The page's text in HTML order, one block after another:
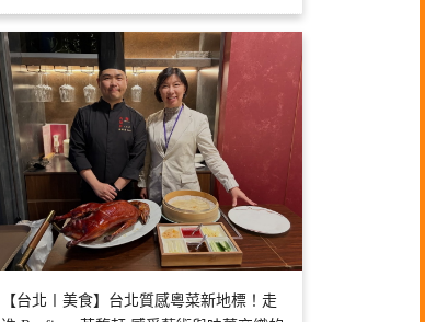
【台北〡美食】台北質感粵菜新地標！走